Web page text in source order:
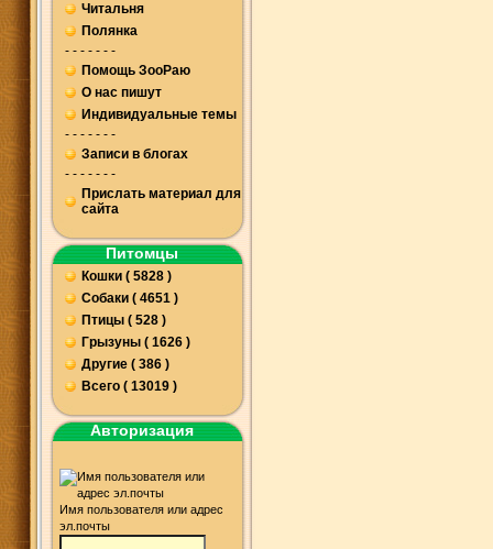
Читальня
Полянка
- - - - - - -
Помощь ЗооРаю
О нас пишут
Индивидуальные темы
- - - - - - -
Записи в блогах
- - - - - - -
Прислать материал для
сайта
Питомцы
Кошки ( 5828 )
Собаки ( 4651 )
Птицы ( 528 )
Грызуны ( 1626 )
Другие ( 386 )
Всего ( 13019 )
Авторизация
Имя пользователя или адрес
эл.почты